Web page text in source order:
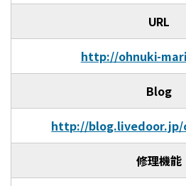
URL
http://ohnuki-
Blog
http://
修理機能